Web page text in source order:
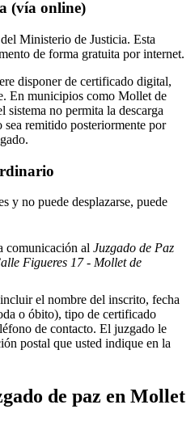
(vía online)
Ministerio de Justicia. Esta
de forma gratuita por internet.
disponer de certificado digital,
En municipios como Mollet de
sistema no permita la descarga
remitido posteriormente por
y no puede desplazarse, puede
comunicación al Juzgado de Paz
Figueres 17 - Mollet de
el nombre del inscrito, fecha
o óbito), tipo de certificado
de contacto. El juzgado le
postal que usted indique en la
de paz en Mollet